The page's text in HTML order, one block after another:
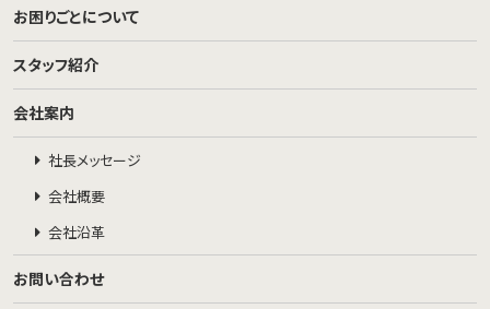
お困りごとについて
スタッフ紹介
会社案内
社長メッセージ
会社概要
会社沿革
お問い合わせ